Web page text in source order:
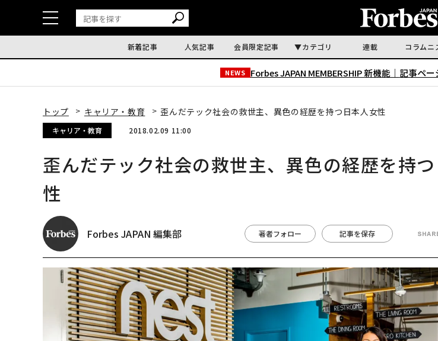
新着記事 人気記事 会員限定記事 カテゴリ 連載 コラムニ
NEWS Forbes JAPAN MEMBERSHIP 新機能｜ 記事ペ
トップ キャリア・教育 歪んだテック社会の救世主、異色の経歴を持つ日本人女性
キャリア・教育 2018.02.09 11:00
歪んだテック社会の救世主、異色の経歴を持
性
Forbes JAPAN 編集部 著者フォロー 記事を保存